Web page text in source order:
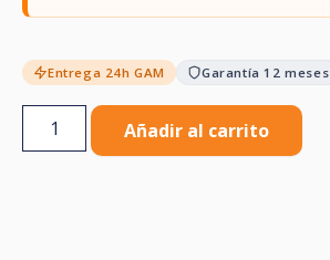
Entrega 24h GAM Garantía 12 meses
Añadir al carrito